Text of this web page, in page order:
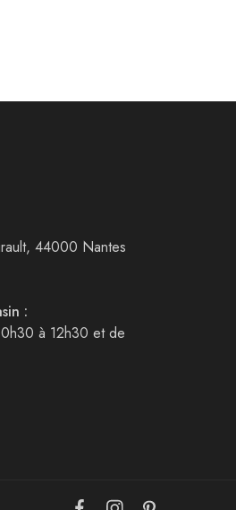
44000 Nantes
:
à 12h30 et de